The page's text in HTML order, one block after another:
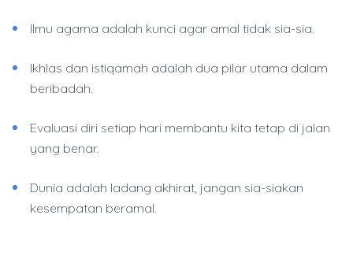
Ilmu agama adalah kunci agar amal tidak sia-sia.
Ikhlas dan istiqamah adalah dua pilar utama dalam
beribadah.
Evaluasi diri setiap hari membantu kita tetap di jalan
yang benar.
Dunia adalah ladang akhirat, jangan sia-siakan
kesempatan beramal.